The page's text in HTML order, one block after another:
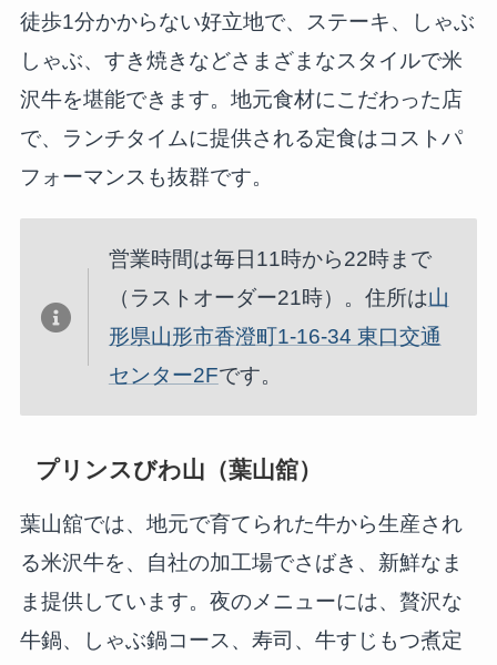
徒歩1分かからない好立地で、ステーキ、しゃぶ
しゃぶ、すき焼きなどさまざまなスタイルで米
沢牛を堪能できます。地元食材にこだわった店
で、ランチタイムに提供される定食はコストパ
フォーマンスも抜群です。
営業時間は毎日11時から22時まで
（ラストオーダー21時）。住所は山
形県山形市香澄町1-16-34 東口交通
センター2Fです。
プリンスびわ山（葉山舘）
葉山舘では、地元で育てられた牛から生産され
る米沢牛を、自社の加工場でさばき、新鮮なま
ま提供しています。夜のメニューには、贅沢な
牛鍋、しゃぶ鍋コース、寿司、牛すじもつ煮定